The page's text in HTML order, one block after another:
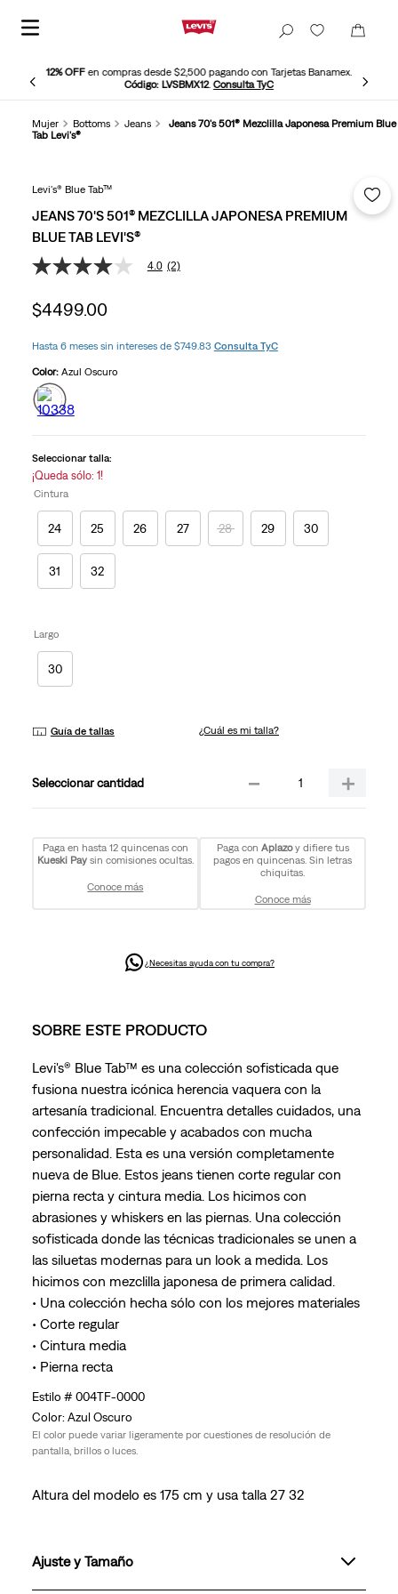
12% OFFen compras desde $2,500 pagando con Tarjetas Banamex.
Código: LVSBMX12. Consulta TyC
Mujer Bottoms Jeans
Jeans 70's 501® Mezclilla Japonesa Premium Blue
Tab Levi's®
Levi's® Blue Tab™
JEANS 70'S 501® MEZCLILLA JAPONESA PREMIUM
BLUE TAB LEVI'S®
4.0
5
estrellas,
medio
valoración.
Read
2
Reviews.
la
misma
página.
4.0 (2)
$4499.00
Hasta 6 meses sin intereses de $749.83 Consulta TyC
Color: Azul Oscuro
Seleccionar talla:
¡Queda sólo: 1!
Cintura
24 25 26 27 28 29 30
31 32
Largo
30
Guía de tallas ¿Cuál es mi talla?
cantidad ＋
－
Paga en hasta 12 quincenas con
Kueski Paysin comisiones ocultas.
Conoce más
Paga con Aplazoy difiere tus
pagos en quincenas. Sin letras
chiquitas.
Conoce más
¿Necesitas ayuda con tu compra?
SOBRE ESTE PRODUCTO
Levi's® Blue Tab™ es una colección sofisticada que
fusiona nuestra icónica herencia vaquera con la
artesanía tradicional. Encuentra detalles cuidados, una
confección impecable y acabados con mucha
personalidad. Esta es una versión completamente
nueva de Blue. Estos jeans tienen corte regular con
pierna recta y cintura media. Los hicimos con
abrasiones y whiskers en las piernas. Una colección
sofisticada donde las técnicas tradicionales se unen a
las siluetas modernas para un look a medida. Los
hicimos con mezclilla japonesa de primera calidad.
• Una colección hecha sólo con los mejores materiales
• Corte regular
• Cintura media
• Pierna recta
004TF-0000
Azul Oscuro
El color puede variar ligeramente por cuestiones de resolución de
pantalla, brillos o luces.
Altura del modelo es 175 cm y usa talla 27 32
Ajuste y Tamaño